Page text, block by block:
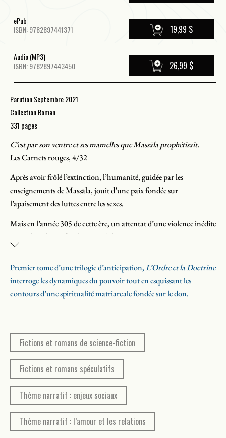
ePub
ISBN: 9782897441371
19,99 $
Audio (MP3)
ISBN: 9782897443450
26,99 $
Parution Septembre 2021
Collection Roman
331 pages
C’est par son ventre et ses mamelles que Massāla prophétisait.
Les Carnets rouges, 4/32
Après avoir frôlé l’extinction, l’humanité, guidée par les
enseignements de Massāla, jouit d’une paix fondée sur
l’apaisement des luttes entre les sexes.
Mais en l’année 305 de cette ère, un attentat d’une violence inédite
vient ébranler les fondements de la jeune société.
convaincre l’Ordre des mères de restreindre les libertés civiles, une
nubile explore les mystères du féminin à la massalière, lieu où l’on
choisit celles qui seront appelées à procréer, et un improbable duo
Premier tome d’une trilogie d’anticipation,L’Ordre et la Doctrine
interroge les dynamiques du pouvoir tout en esquissant les
contours d’une spiritualité matriarcale fondée sur le don.
Fictions et romans de science-fiction
Fictions et romans spéculatifs
Thème narratif : enjeux sociaux
Thème narratif : l’amour et les relations